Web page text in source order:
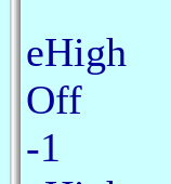
eHigh
Off
-1